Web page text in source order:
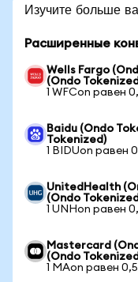
Изучите больше
Расширенные
Wells Fargo
(Ondo
1 WFCon равен
Baidu (Ondo
Tokenized)
1 BIDUon равен
UnitedHealth
(Ondo
1 UNHon равен
Mastercard
(Ondo
1 MAon равен